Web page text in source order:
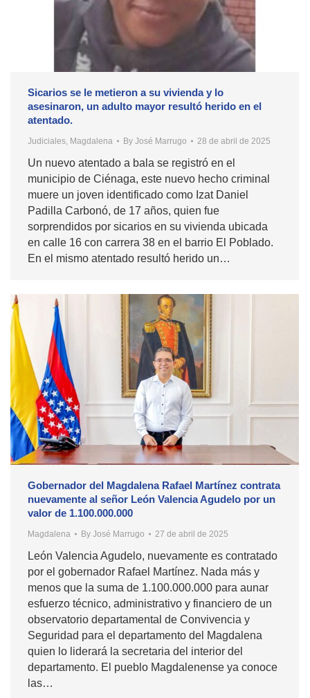
Sicarios se le metieron a su vivienda y lo
asesinaron, un adulto mayor resultó herido en el
atentado.
Judiciales Magdalena By José Marrugo 28 de abril de 2025
Un nuevo atentado a bala se registró en el
municipio de Ciénaga, este nuevo hecho criminal
muere un joven identificado como Izat Daniel
Padilla Carbonó, de 17 años, quien fue
sorprendidos por sicarios en su vivienda ubicada
en calle 16 con carrera 38 en el barrio El Poblado.
En el mismo atentado resultó herido un…
Gobernador del Magdalena Rafael Martínez contrata
nuevamente al señor León Valencia Agudelo por un
valor de 1.100.000.000
Magdalena By José Marrugo 27 de abril de 2025
León Valencia Agudelo, nuevamente es contratado
por el gobernador Rafael Martínez. Nada más y
menos que la suma de 1.100.000.000 para aunar
esfuerzo técnico, administrativo y financiero de un
observatorio departamental de Convivencia y
Seguridad para el departamento del Magdalena
quien lo liderará la secretaria del interior del
departamento. El pueblo Magdalenense ya conoce
las…